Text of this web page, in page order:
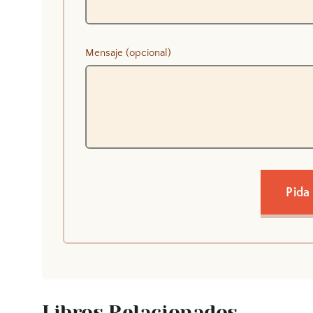
Mensaje (opcional)